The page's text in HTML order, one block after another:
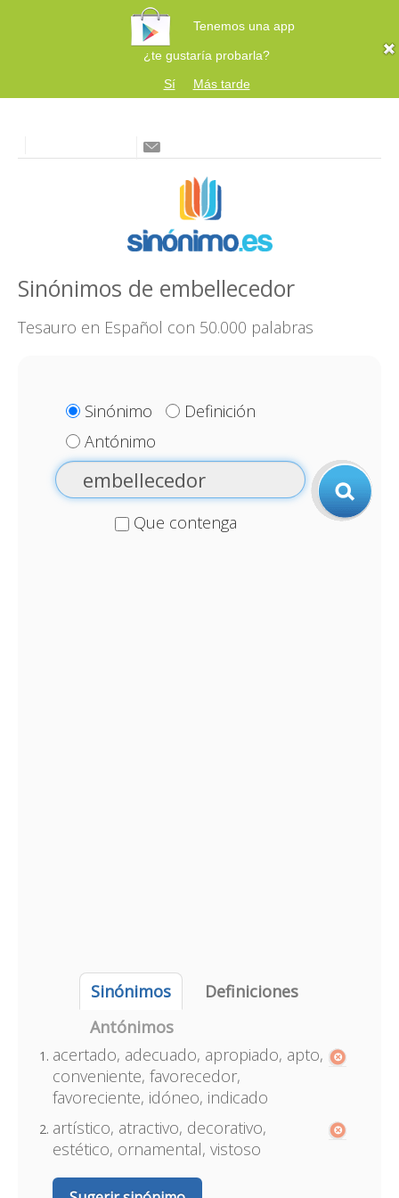
Tenemos una app
¿te gustaría probarla?
Sí
Más tarde
Sinónimos de embellecedor
Tesauro en Español con 50.000 palabras
Sinónimo
Definición
Antónimo
Que contenga
Sinónimos
Definiciones
Antónimos
acertado, adecuado, apropiado, apto,
conveniente, favorecedor,
favoreciente, idóneo, indicado
artístico, atractivo, decorativo,
estético, ornamental, vistoso